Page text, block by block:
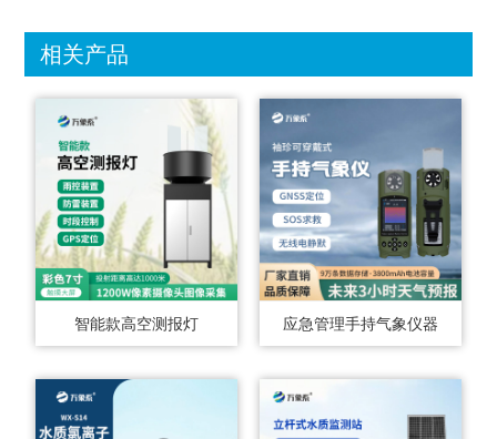
相关产品
智能款高空测报灯 应急管理手持气象仪器